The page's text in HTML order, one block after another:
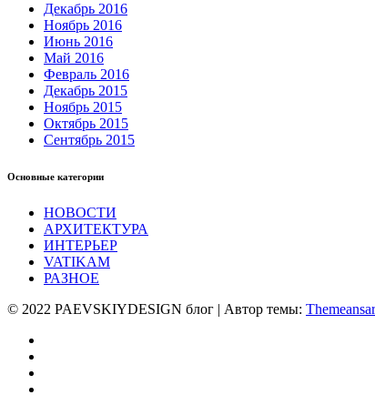
Декабрь 2016
Ноябрь 2016
Июнь 2016
Май 2016
Февраль 2016
Декабрь 2015
Ноябрь 2015
Октябрь 2015
Сентябрь 2015
Основные категории
НОВОСТИ
АРХИТЕКТУРА
ИНТЕРЬЕР
VATIKAM
РАЗНОЕ
© 2022 PAEVSKIYDESIGN блог | Автор темы: Themeansar